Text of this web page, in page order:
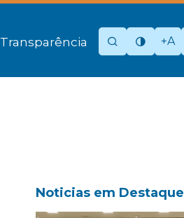
Transparência +A
Noticias em Destaque